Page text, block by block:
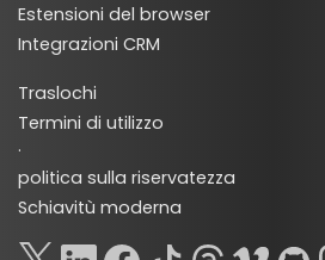
Estensioni del browser
Integrazioni CRM
Traslochi
Termini di utilizzo
·
politica sulla riservatezza
Schiavitù moderna